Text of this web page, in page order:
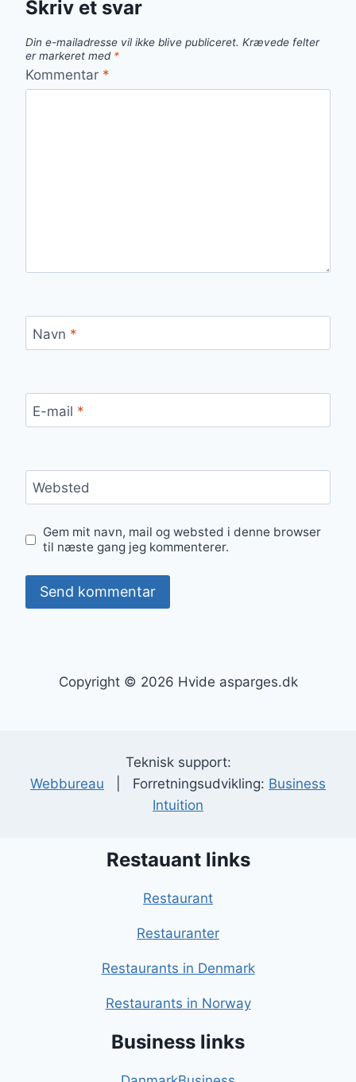
Skriv et svar
Din e-mailadresse vil ikke blive publiceret. Krævede felter
er markeret med *
Kommentar *
Navn *
E-mail *
Websted
Gem mit navn, mail og websted i denne browser
til næste gang jeg kommenterer.
Copyright © 2026 Hvide asparges.dk
Teknisk support:
Webbureau | Forretningsudvikling: Business
Intuition
Restauant links
Restaurant
Restauranter
Restaurants in Denmark
Restaurants in Norway
Business links